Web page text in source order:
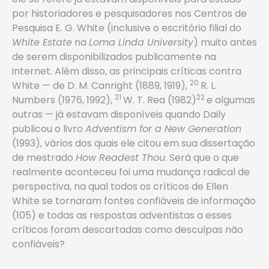
por historiadores e pesquisadores nos Centros de
Pesquisa E. G. White (inclusive o escritório filial do
White Estate na Loma Linda University) muito antes
de serem disponibilizados publicamente na
internet. Além disso, as principais críticas contra
White — de D. M. Canright (1889, 1919), 20 R. L.
Numbers (1976, 1992), 21 W. T. Rea (1982)22 e algumas
outras — já estavam disponíveis quando Daily
publicou o livro Adventism for a New Generation
(1993), vários dos quais ele citou em sua dissertação
de mestrado How Readest Thou. Será que o que
realmente aconteceu ­foi uma mudança radical de
perspectiva, na qual todos os críticos de Ellen
White se tornaram fontes confiáveis de informação
(105) e todas as respostas adventistas a esses
críticos foram descartadas como desculpas não
confiáveis?